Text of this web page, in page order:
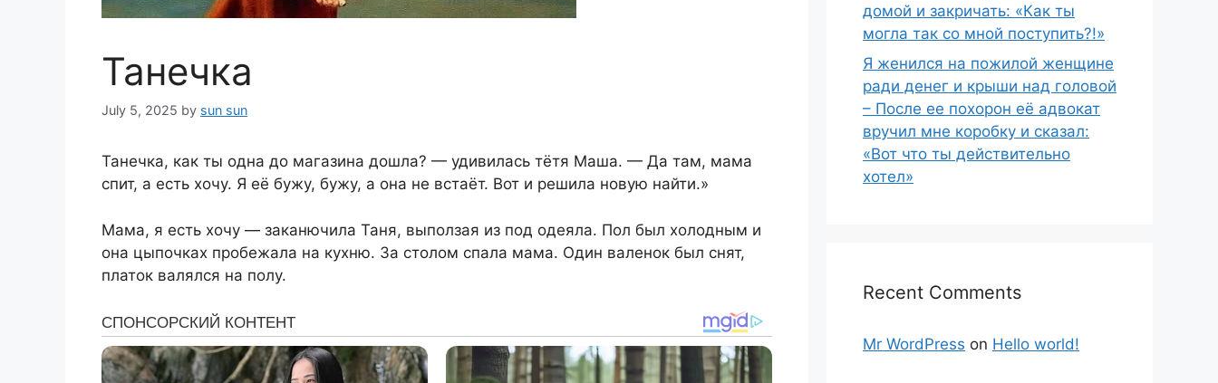
Танечка
July 5, 2025 by sun sun
Танечка, как ты одна до магазина дошла? — удивилась тётя Маша. — Да там, мама
спит, а есть хочу. Я её бужу, бужу, а она не встаёт. Вот и решила новую найти.»
Мама, я есть хочу — заканючила Таня, выползая из под одеяла. Пол был холодным и
она цыпочках пробежала на кухню. За столом спала мама. Один валенок был снят,
платок валялся на полу.
домой и закричать: «Как ты
могла так со мной поступить?!»
Я женился на пожилой женщине
ради денег и крыши над головой
– После ее похорон её адвокат
вручил мне коробку и сказал:
«Вот что ты действительно
хотел»
Recent Comments
Mr WordPress on Hello world!